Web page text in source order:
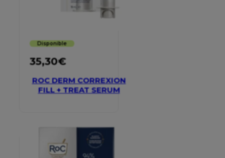
Disponible
35,30€
ROC DERM CORREXION
FILL + TREAT SERUM